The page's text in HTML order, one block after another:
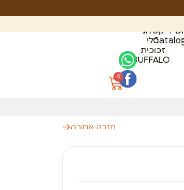
קטלוג
כלי
זכוכית
BUFFALO
0
חזרה אחורה